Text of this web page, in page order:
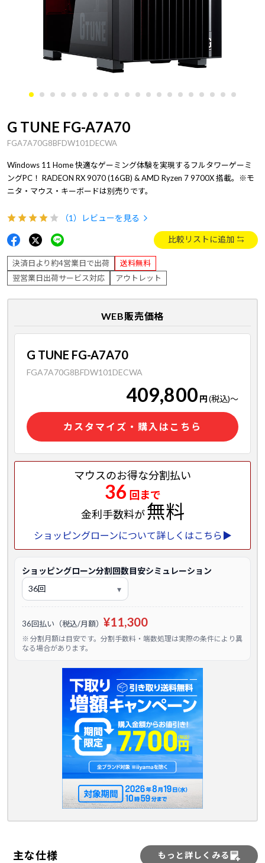
G TUNE FG-A7A70
FGA7A70G8BFDW101DECWA
Windows 11 Home 快適なゲーミング体験を実現するフルタワーゲーミ
ングPC！ RADEON RX 9070 (16GB) & AMD Ryzen 7 9700X 搭載。※モ
ニタ・マウス・キーボードは別売りです。
（1） レビューを見る
比較リストに追加
決済日より約4営業日で出荷
送料無料
翌営業日出荷サービス対応
アウトレット
WEB販売価格
G TUNE FG-A7A70
FGA7A70G8BFDW101DECWA
409,800 円(税込)～
カスタマイズ・購入はこちら
マウスのお得な分割払い
36 回まで
金利手数料が無料
ショッピングローンについて詳しくはこちら▶
ショッピングローン分割回数目安シミュレーション
36回払い（税込/月額） ¥11,300
※ 分割月額は目安です。分割手数料・端数処理は実際の条件により異
なる場合があります。
主な仕様 もっと詳しくみる